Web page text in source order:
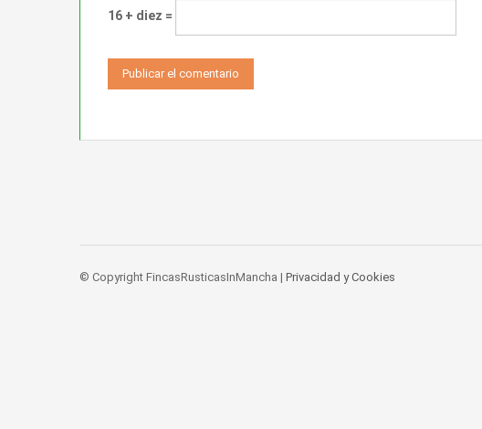
16 + diez =
© Copyright FincasRusticasInMancha | Privacidad y Cookies